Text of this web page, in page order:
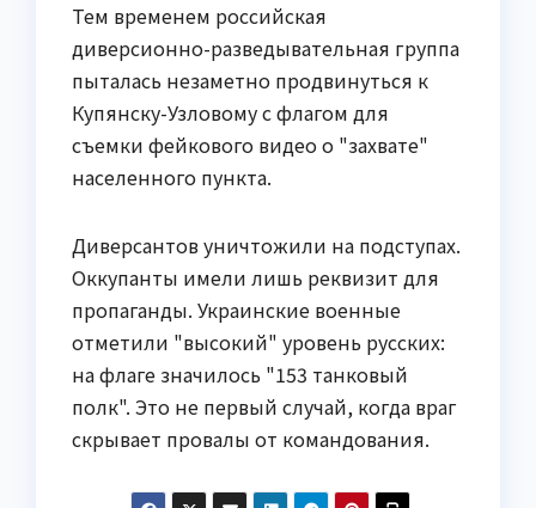
Тем временем российская
диверсионно-разведывательная группа
пыталась незаметно продвинуться к
Купянску-Узловому с флагом для
съемки фейкового видео о "захвате"
населенного пункта.
Диверсантов уничтожили на подступах.
Оккупанты имели лишь реквизит для
пропаганды. Украинские военные
отметили "высокий" уровень русских:
на флаге значилось "153 танковый
полк". Это не первый случай, когда враг
скрывает провалы от командования.